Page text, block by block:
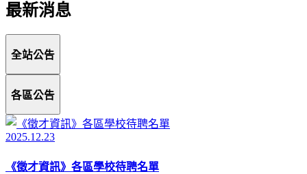
最新消息
全站公告
各區公告
2025.12.23
《徵才資訊》各區學校待聘名單